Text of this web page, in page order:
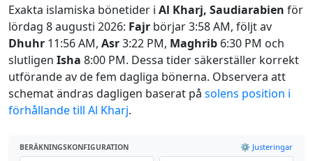
Exakta islamiska bönetider i Al Kharj, Saudiarabien för
lördag 8 augusti 2026: Fajr börjar 3:58 AM, följt av
Dhuhr 11:56 AM, Asr3:22 PM, Maghrib 6:30 PM och
slutligen Isha 8:00 PM. Dessa tider säkerställer korrekt
utförande av de fem dagliga bönerna. Observera att
schemat ändras dagligen baserat på solens position i
förhållande till Al Kharj.
BERÄKNINGSKONFIGURATION ⚙️ Justeringar